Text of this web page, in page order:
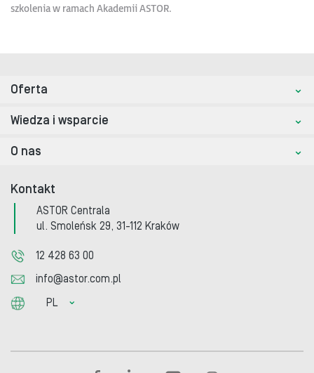
szkolenia w ramach Akademii ASTOR.
Oferta
Wiedza i wsparcie
O nas
Kontakt
ASTOR Centrala
ul. Smoleńsk 29, 31-112 Kraków
12 428 63 00
info@astor.com.pl
PL